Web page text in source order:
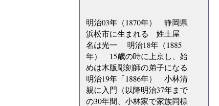
明治03年（1870年） 静岡県
浜松市に生まれる 姓土屋
名は光一 明治18年（1885
年） 15歳の時に上京し、始
めは木版彫刻師の弟子になる
明治19年「1886年） 小林清
親に入門（以降明治37年まで
の30年間、小林家で家族同様